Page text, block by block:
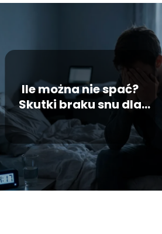
Ile można nie spać?
Skutki braku snu dla
organizmu